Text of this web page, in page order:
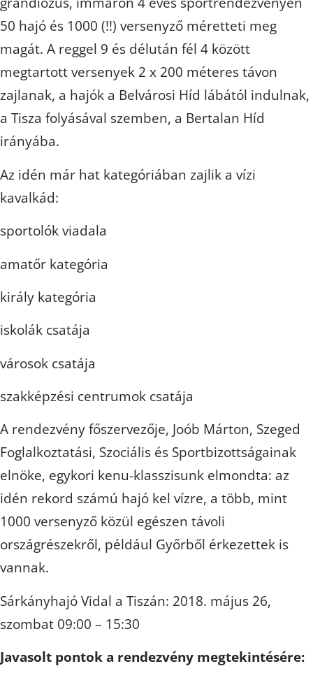
50 hajó és 1000 (!!) versenyző méretteti meg
magát. A reggel 9 és délután fél 4 között
megtartott versenyek 2 x 200 méteres távon
zajlanak, a hajók a Belvárosi Híd lábától indulnak,
a Tisza folyásával szemben, a Bertalan Híd
irányába.
Az idén már hat kategóriában zajlik a vízi
kavalkád:
sportolók viadala
amatőr kategória
király kategória
iskolák csatája
városok csatája
szakképzési centrumok csatája
A rendezvény főszervezője, Joób Márton, Szeged
Foglalkoztatási, Szociális és Sportbizottságainak
elnöke, egykori kenu-klasszisunk elmondta: az
idén rekord számú hajó kel vízre, a több, mint
1000 versenyző közül egészen távoli
országrészekről, például Győrből érkezettek is
vannak.
Sárkányhajó Vidal a Tiszán: 2018. május 26,
szombat 09:00 – 15:30
Javasolt pontok a rendezvény megtekintésére: